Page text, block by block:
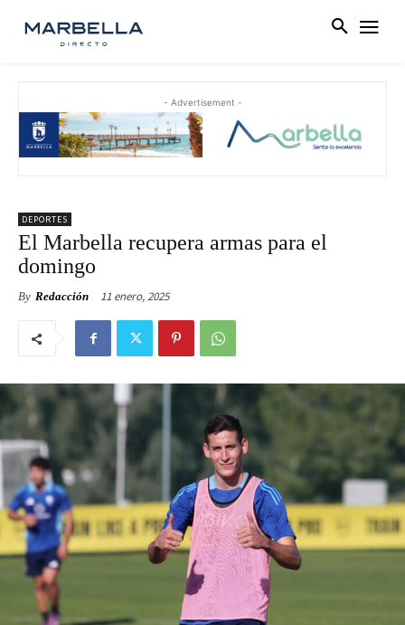
- Advertisement -
DEPORTES
El Marbella recupera armas para el
domingo
By Redacción 11 enero, 2025